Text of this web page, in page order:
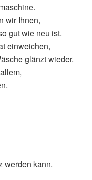
wir Ihnen,
gut wie neu ist.
einweichen,
glänzt wieder.
werden kann.